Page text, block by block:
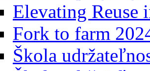
Elevating Reuse
Fork to farm
Škola